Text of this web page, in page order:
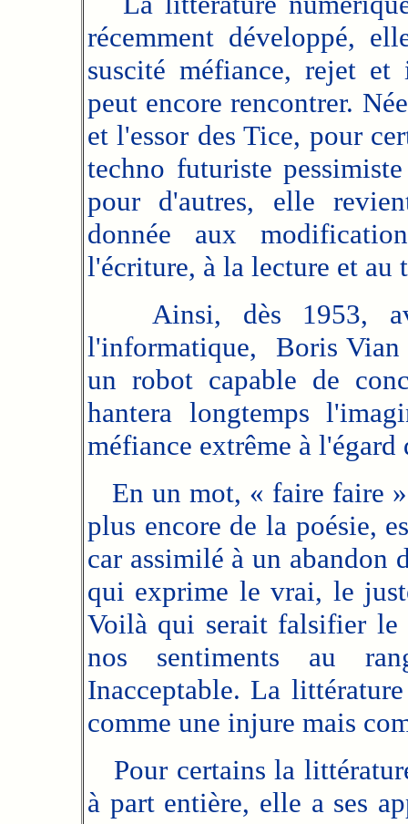
récemment développé,
suscité méfiance, rejet et
peut encore rencontrer.
et l'essor des Tice, pour
techno futuriste
pour d'autres, elle
donnée aux
l'écriture, à la lecture et au
Ainsi, dès 1953,
l'informatique, Boris Vian
un robot capable de
hantera longtemps
méfiance extrême à
En un mot, « faire faire
plus encore de la poésie,
car assimilé à un abandon
qui exprime le vrai, le
Voilà qui serait falsifier le
nos sentiments au
Inacceptable. La
comme une injure mais
Pour certains la
à part entière, elle a ses